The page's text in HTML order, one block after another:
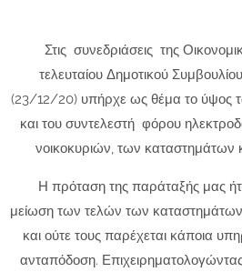
Στις συνεδριάσεις της
τελευταίου Δημοτικού
(23/12/20) υπήρχε ως θέμα το ύψος
και του συντελεστή φόρου
νοικοκυριών, των καταστημάτων
Η πρόταση της παράταξής μας
μείωση των τελών των καταστημάτων
και ούτε τους παρέχεται κάποια
ανταπόδοση.